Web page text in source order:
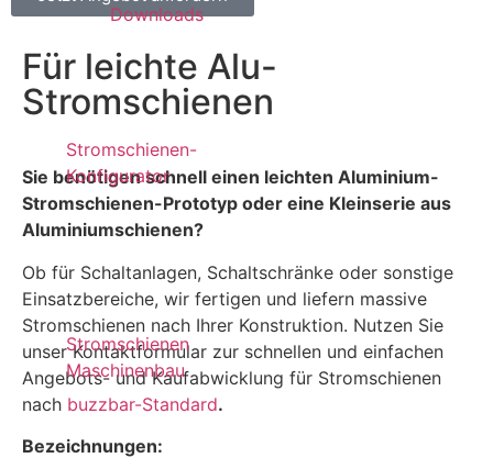
Downloads
Stromschienen-
Konfigurator
Stromschienen
Maschinenbau
Für leichte Alu-
Stromschienen
Sie benötigen schnell einen leichten Aluminium-
Stromschienen-Prototyp oder eine Kleinserie aus
Aluminiumschienen?
Ob für Schaltanlagen, Schaltschränke oder sonstige
Einsatzbereiche, wir fertigen und liefern massive
Stromschienen nach Ihrer Konstruktion. Nutzen Sie
unser Kontaktformular zur schnellen und einfachen
Angebots- und Kaufabwicklung für Stromschienen
nach buzzbar-Standard.
Bezeichnungen: